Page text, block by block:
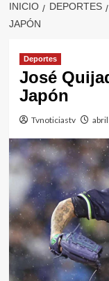
INICIO DEPORTES
JAPÓN
Deportes
José
Japón
Tvnoticiastv